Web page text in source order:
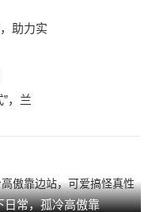
助力实
，兰
日常，孤冷高傲靠